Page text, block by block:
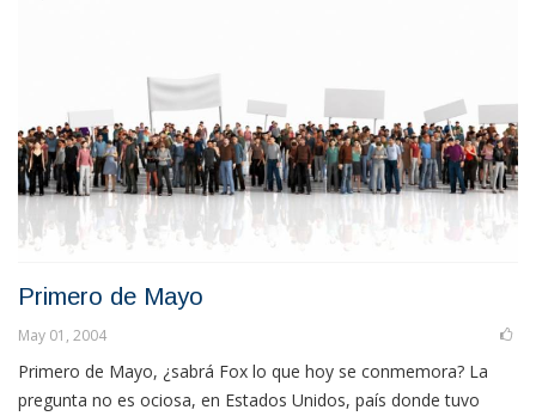
Primero de Mayo
May 01, 2004
Primero de Mayo, ¿sabrá Fox lo que hoy se conmemora? La
pregunta no es ociosa, en Estados Unidos, país donde tuvo